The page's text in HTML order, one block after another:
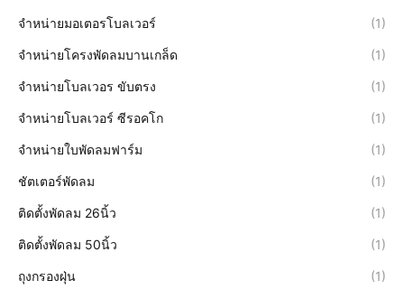
จำหน่ายมอเตอรโบลเวอร์ (1)
จำหน่ายโครงพัดลมบานเกล็ด (1)
จำหน่ายโบลเวอร ขับตรง (1)
จำหน่ายโบลเวอร์ ซีรอคโก (1)
จำหน่ายใบพัดลมฟาร์ม (1)
ชัตเตอร์พัดลม (1)
ติดตั้งพัดลม 26นิ้ว (1)
ติดตั้งพัดลม 50นิ้ว (1)
ถุงกรองฝุ่น (1)